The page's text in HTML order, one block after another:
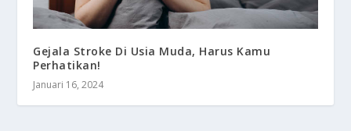
Gejala Stroke Di Usia Muda, Harus Kamu
Perhatikan!
Januari 16, 2024